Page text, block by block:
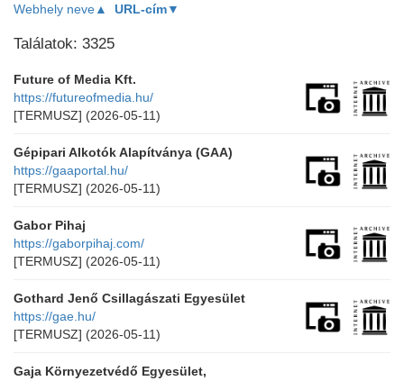
Webhely neve▲ URL-cím▼
Találatok: 3325
Future of Media Kft.
https://futureofmedia.hu/
[TERMUSZ] (2026-05-11)
Gépipari Alkotók Alapítványa (GAA)
https://gaaportal.hu/
[TERMUSZ] (2026-05-11)
Gabor Pihaj
https://gaborpihaj.com/
[TERMUSZ] (2026-05-11)
Gothard Jenő Csillagászati Egyesület
https://gae.hu/
[TERMUSZ] (2026-05-11)
Gaja Környezetvédő Egyesület,